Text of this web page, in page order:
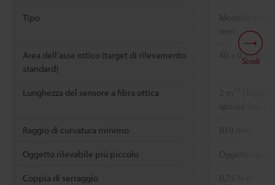
Tipo
Modello a
mm
Area dell’asse ottico (target di rilevamento
standard)
40 x 0.25 mm
Lunghezza del sensore a fibra ottica 2 m
spirale non
Raggio di curvatura minimo R10 mm
Oggetto rilevabile più piccolo Oggetto
Coppia di serraggio 0,75 N∙m
Scroll